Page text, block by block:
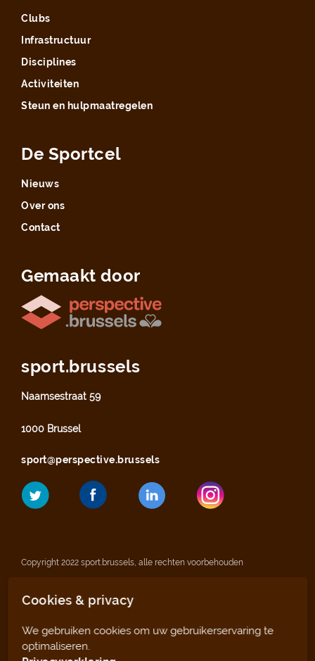
Clubs
Infrastructuur
Disciplines
Activiteiten
Steun en hulpmaatregelen
De Sportcel
Nieuws
Over ons
Contact
Gemaakt door
sport.brussels
Naamsestraat 59
1000 Brussel
sport@perspective.brussels
Copyright 2022 sport.brussels, alle rechten voorbehouden
Wettelijke vermeldingen
Privacyverklaring
Cookies & privacy
We gebruiken cookies om uw gebruikerservaring te
optimaliseren.